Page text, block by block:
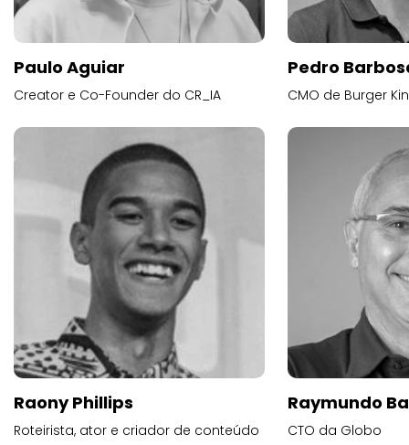
Paulo Aguiar
Creator e Co-Founder do CR_IA
Pedro
CMO de Burger
Raony Phillips
Roteirista, ator e criador de conteúdo
Raymundo
CTO da Globo